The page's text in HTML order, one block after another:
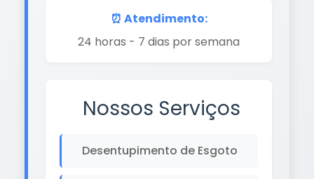
⏰ Atendimento:
24 horas - 7 dias por semana
Nossos Serviços
Desentupimento de Esgoto